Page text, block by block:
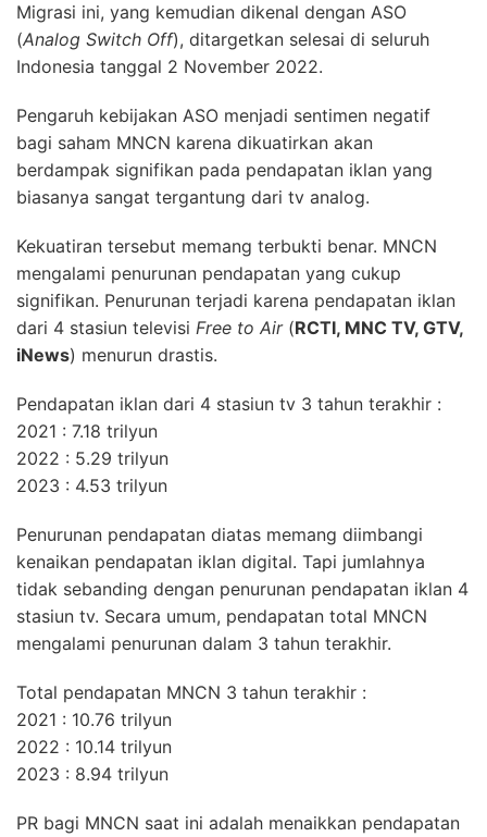
Migrasi ini, yang kemudian dikenal dengan ASO
(Analog Switch Off), ditargetkan selesai di seluruh
Indonesia tanggal 2 November 2022.
Pengaruh kebijakan ASO menjadi sentimen negatif
bagi saham MNCN karena dikuatirkan akan
berdampak signifikan pada pendapatan iklan yang
biasanya sangat tergantung dari tv analog.
Kekuatiran tersebut memang terbukti benar. MNCN
mengalami penurunan pendapatan yang cukup
signifikan. Penurunan terjadi karena pendapatan iklan
dari 4 stasiun televisi Free to Air(RCTI, MNC TV, GTV,
iNews) menurun drastis.
Pendapatan iklan dari 4 stasiun tv 3 tahun terakhir :
2021 : 7.18 trilyun
2022 : 5.29 trilyun
2023 : 4.53 trilyun
Penurunan pendapatan diatas memang diimbangi
kenaikan pendapatan iklan digital. Tapi jumlahnya
tidak sebanding dengan penurunan pendapatan iklan 4
stasiun tv. Secara umum, pendapatan total MNCN
mengalami penurunan dalam 3 tahun terakhir.
Total pendapatan MNCN 3 tahun terakhir :
2021 : 10.76 trilyun
2022 : 10.14 trilyun
2023 : 8.94 trilyun
PR bagi MNCN saat ini adalah menaikkan pendapatan